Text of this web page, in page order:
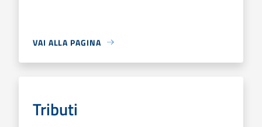
VAI ALLA PAGINA
Tributi